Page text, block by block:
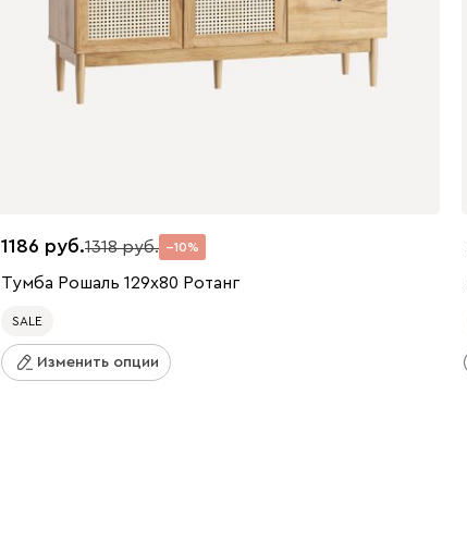
1186 1318 10
Тумба Рошаль 129x80 Ротанг
SALE
Изменить опции